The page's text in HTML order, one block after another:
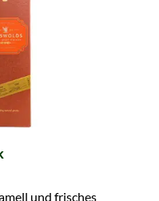
und frisches